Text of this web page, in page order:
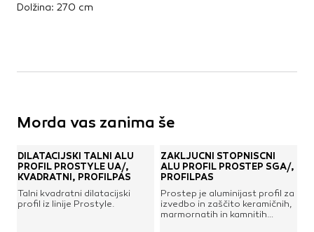
Dolžina: 270 cm
Morda vas zanima še
DILATACIJSKI TALNI ALU
PROFIL PROSTYLE UA/,
KVADRATNI, PROFILPAS
Talni kvadratni dilatacijski
profil iz linije Prostyle.
ZAKLJUČNI STOPNIŠČNI
ALU PROFIL PROSTEP SGA/,
PROFILPAS
Prostep je aluminijast profil za
izvedbo in zaščito keramičnih,
marmornatih in kamnitih